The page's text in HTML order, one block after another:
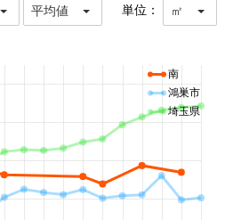
平均値 単位： ㎡
南
鴻巣市
埼玉県